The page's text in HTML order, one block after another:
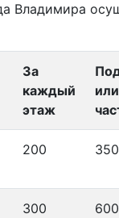
Владимира
За
каждый
этаж
200 350
300 600